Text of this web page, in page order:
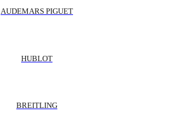
AUDEMARS PIGUET
HUBLOT
BREITLING